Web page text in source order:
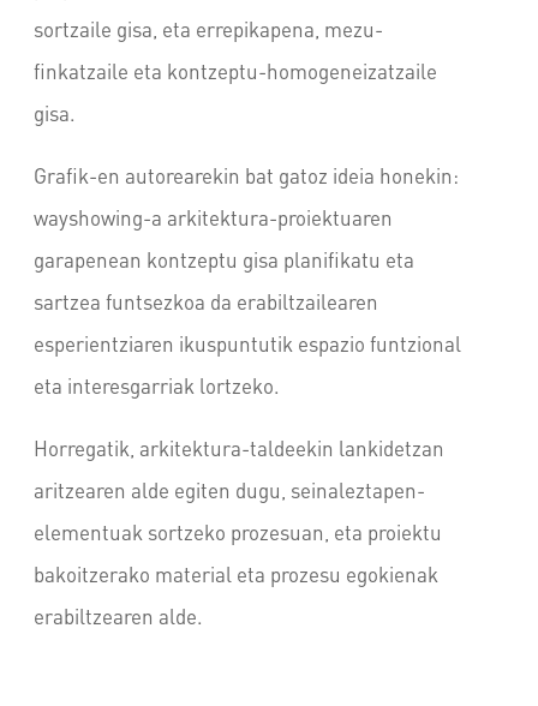
sortzaile gisa, eta errepikapena, mezu-
finkatzaile eta kontzeptu-homogeneizatzaile
gisa.
Grafik-en autorearekin bat gatoz ideia honekin:
wayshowing-a arkitektura-proiektuaren
garapenean kontzeptu gisa planifikatu eta
sartzea funtsezkoa da erabiltzailearen
esperientziaren ikuspuntutik espazio funtzional
eta interesgarriak lortzeko.
Horregatik, arkitektura-taldeekin lankidetzan
aritzearen alde egiten dugu, seinaleztapen-
elementuak sortzeko prozesuan, eta proiektu
bakoitzerako material eta prozesu egokienak
erabiltzearen alde.